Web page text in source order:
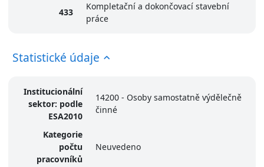
433
Kompletační a dokončovací stavební
práce
Statistické údaje
Institucionální
sektor: podle
ESA2010
14200 - Osoby samostatně výdělečně
činné
Kategorie
počtu
pracovníků
Neuvedeno